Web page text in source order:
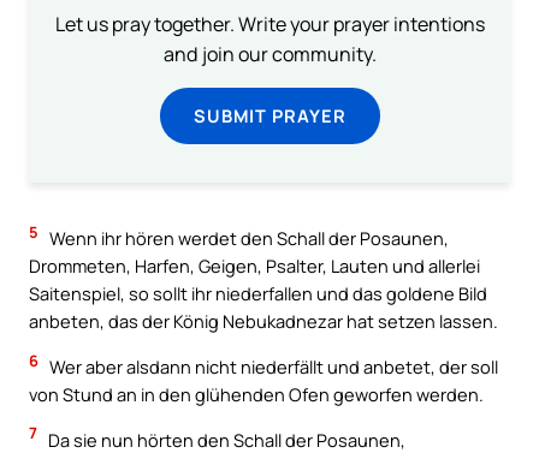
Let us pray together. Write your prayer intentions
and join our community.
SUBMIT PRAYER
5 Wenn ihr hören werdet den Schall der Posaunen,
Drommeten, Harfen, Geigen, Psalter, Lauten und allerlei
Saitenspiel, so sollt ihr niederfallen und das goldene Bild
anbeten, das der König Nebukadnezar hat setzen lassen.
6 Wer aber alsdann nicht niederfällt und anbetet, der soll
von Stund an in den glühenden Ofen geworfen werden.
7 Da sie nun hörten den Schall der Posaunen,